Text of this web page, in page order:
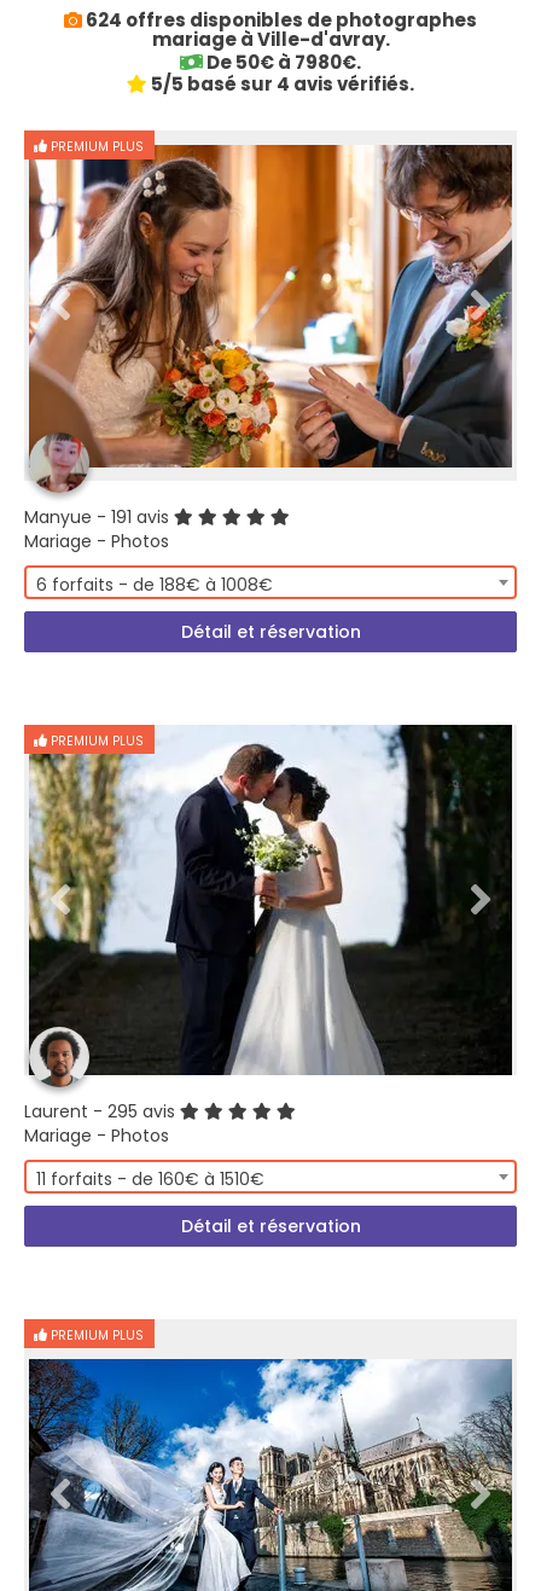
624 offres disponibles de photographes
mariage à Ville-d'avray.
De 50€ à 7980€.
5/5 basé sur 4 avis vérifiés.
PREMIUM PLUS
Manyue - 191 avis
Mariage - Photos
6 forfaits - de 188€ à 1008€
Détail et réservation
PREMIUM PLUS
Laurent - 295 avis
Mariage - Photos
11 forfaits - de 160€ à 1510€
Détail et réservation
PREMIUM PLUS